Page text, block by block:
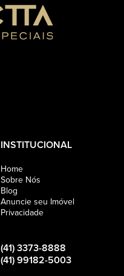
INSTITUCIONAL
Home
Sobre Nós
Blog
Anuncie seu Imóvel
Privacidade
(41) 3373-8888
(41) 99182-5003